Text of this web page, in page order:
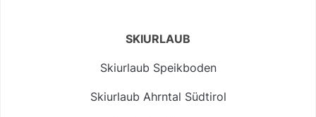
SKIURLAUB
Skiurlaub Speikboden
Skiurlaub Ahrntal Südtirol